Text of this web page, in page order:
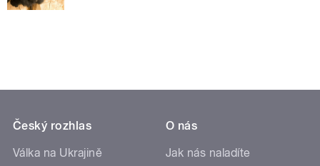
Český rozhlas
Válka na Ukrajině
O nás
Jak nás naladíte